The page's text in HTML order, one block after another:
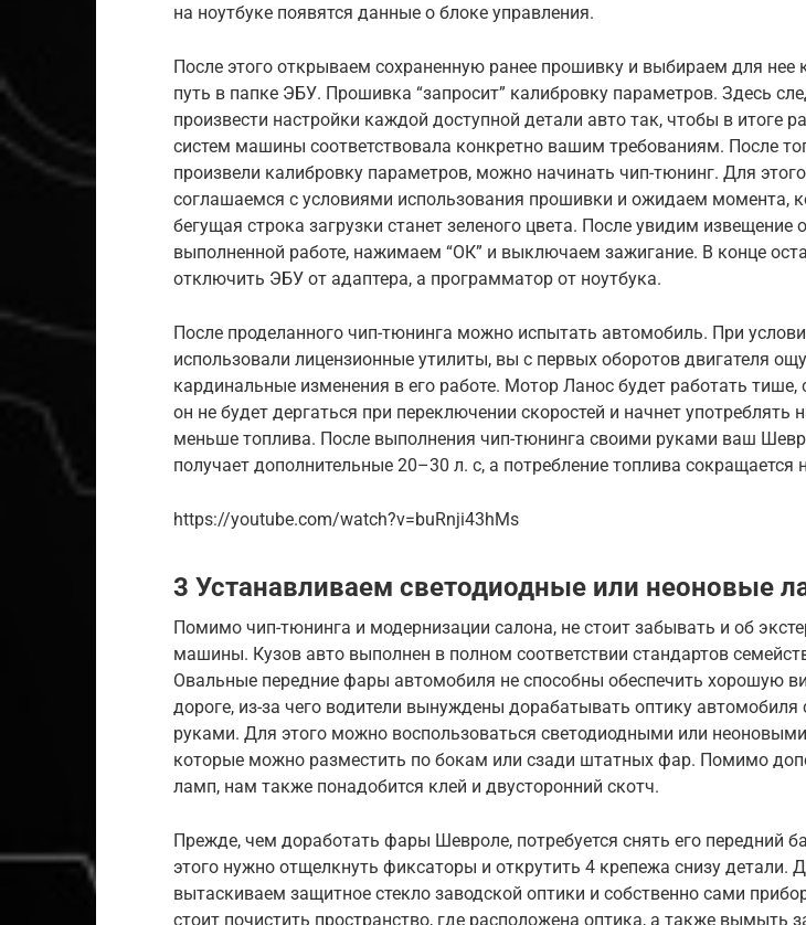
на ноутбуке появятся данные о блоке управления.
После этого открываем сохраненную ранее прошивку и выбираем для нее
путь в папке ЭБУ. Прошивка “запросит” калибровку параметров. Здесь
произвести настройки каждой доступной детали авто так, чтобы в итоге
систем машины соответствовала конкретно вашим требованиям. После
произвели калибровку параметров, можно начинать чип-тюнинг. Для этого
соглашаемся с условиями использования прошивки и ожидаем момента,
бегущая строка загрузки станет зеленого цвета. После увидим извещение
выполненной работе, нажимаем “ОК” и выключаем зажигание. В конце
отключить ЭБУ от адаптера, а программатор от ноутбука.
После проделанного чип-тюнинга можно испытать автомобиль. При
использовали лицензионные утилиты, вы с первых оборотов двигателя
кардинальные изменения в его работе. Мотор Ланос будет работать тише,
он не будет дергаться при переключении скоростей и начнет употреблять
меньше топлива. После выполнения чип-тюнинга своими руками ваш
получает дополнительные 20–30 л. с, а потребление топлива сокращается
https://youtube.com/watch?v=buRnji43hMs
3 Устанавливаем светодиодные или неоновые
Помимо чип-тюнинга и модернизации салона, не стоит забывать и об
машины. Кузов авто выполнен в полном соответствии стандартов
Овальные передние фары автомобиля не способны обеспечить хорошую
дороге, из-за чего водители вынуждены дорабатывать оптику автомобиля
руками. Для этого можно воспользоваться светодиодными или
которые можно разместить по бокам или сзади штатных фар. Помимо
ламп, нам также понадобится клей и двусторонний скотч.
Прежде, чем доработать фары Шевроле, потребуется снять его передний
этого нужно отщелкнуть фиксаторы и открутить 4 крепежа снизу детали.
вытаскиваем защитное стекло заводской оптики и собственно сами
стоит почистить пространство, где расположена оптика, а также вымыть